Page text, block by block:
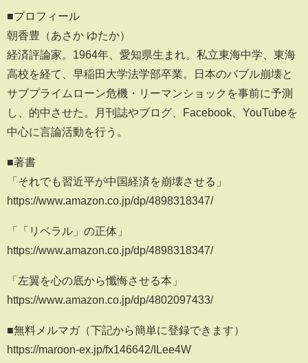
■プロフィール
朝香豊（あさか ゆたか）
経済評論家。1964年、愛知県生まれ。私立東海中学、東海
高校を経て、早稲田大学法学部卒業。日本のバブル崩壊と
サブプライムローン危機・リーマンショックを事前に予測
し、的中させた。月刊誌やブログ、Facebook、YouTubeを
中心に言論活動を行う。
■著書
「それでも習近平が中国経済を崩壊させる」
https://www.amazon.co.jp/dp/4898318347/
「「リベラル」の正体」
https://www.amazon.co.jp/dp/4898318347/
「左翼を心の底から懺悔させる本」
https://www.amazon.co.jp/dp/4802097433/
■無料メルマガ（下記から簡単に登録できます）
https://maroon-ex.jp/fx146642/ILee4W